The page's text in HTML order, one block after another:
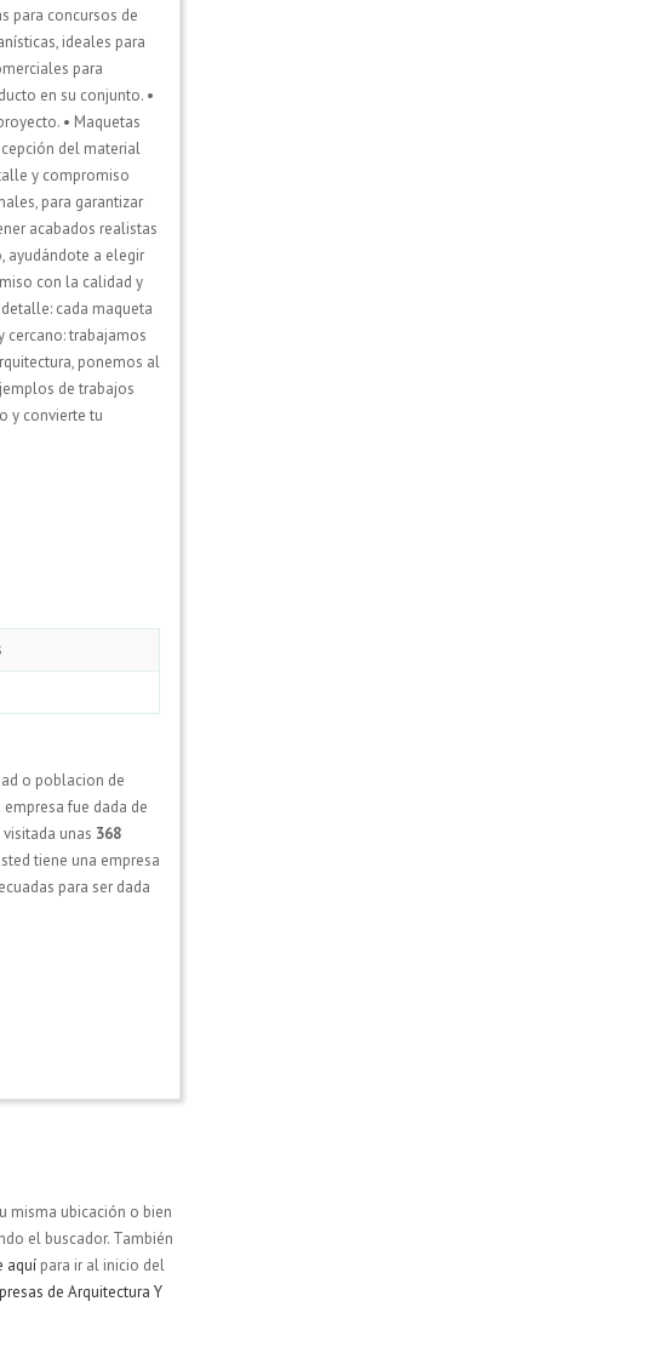
para concursos de
ideales para
para
en su conjunto. •
• Maquetas
del material
y compromiso
para garantizar
acabados realistas
ayudándote a elegir
con la calidad y
cada maqueta
cercano: trabajamos
ponemos al
de trabajos
y convierte tu
o poblacion de
empresa fue dada de
unas 368
tiene una empresa
para ser dada
misma ubicación o bien
el buscador. También
aquí para ir al inicio del
de Arquitectura Y